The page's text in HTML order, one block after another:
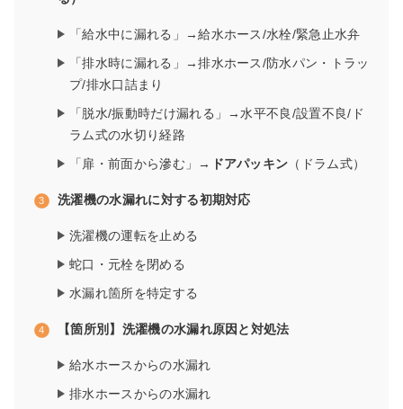
「給水中に漏れる」→給水ホース/水栓/緊急止水弁
「排水時に漏れる」→排水ホース/防水パン・トラッ
プ/排水口詰まり
「脱水/振動時だけ漏れる」→水平不良/設置不良/ド
ラム式の水切り経路
「扉・前面から滲む」→ ドアパッキン （ドラム式）
洗濯機の水漏れに対する初期対応
洗濯機の運転を止める
蛇口・元栓を閉める
水漏れ箇所を特定する
【箇所別】洗濯機の水漏れ原因と対処法
給水ホースからの水漏れ
排水ホースからの水漏れ